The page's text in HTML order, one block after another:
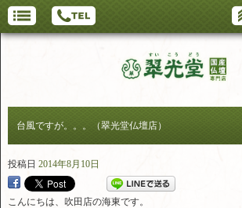
台風ですが。。。（翠光堂仏壇店）
投稿日 2014年8月10日
こんにちは、吹田店の海東です。